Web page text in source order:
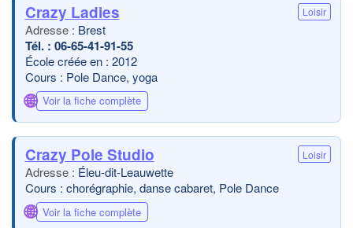
Crazy Ladies Loisir
Brest
06-65-41-91-55
École créée en : 2012
Cours : Pole Dance, yoga
🌐 Voir la fiche complète
Crazy Pole Studio Loisir
Éleu-dit-Leauwette
Cours : chorégraphie, danse cabaret, Pole Dance
🌐 Voir la fiche complète